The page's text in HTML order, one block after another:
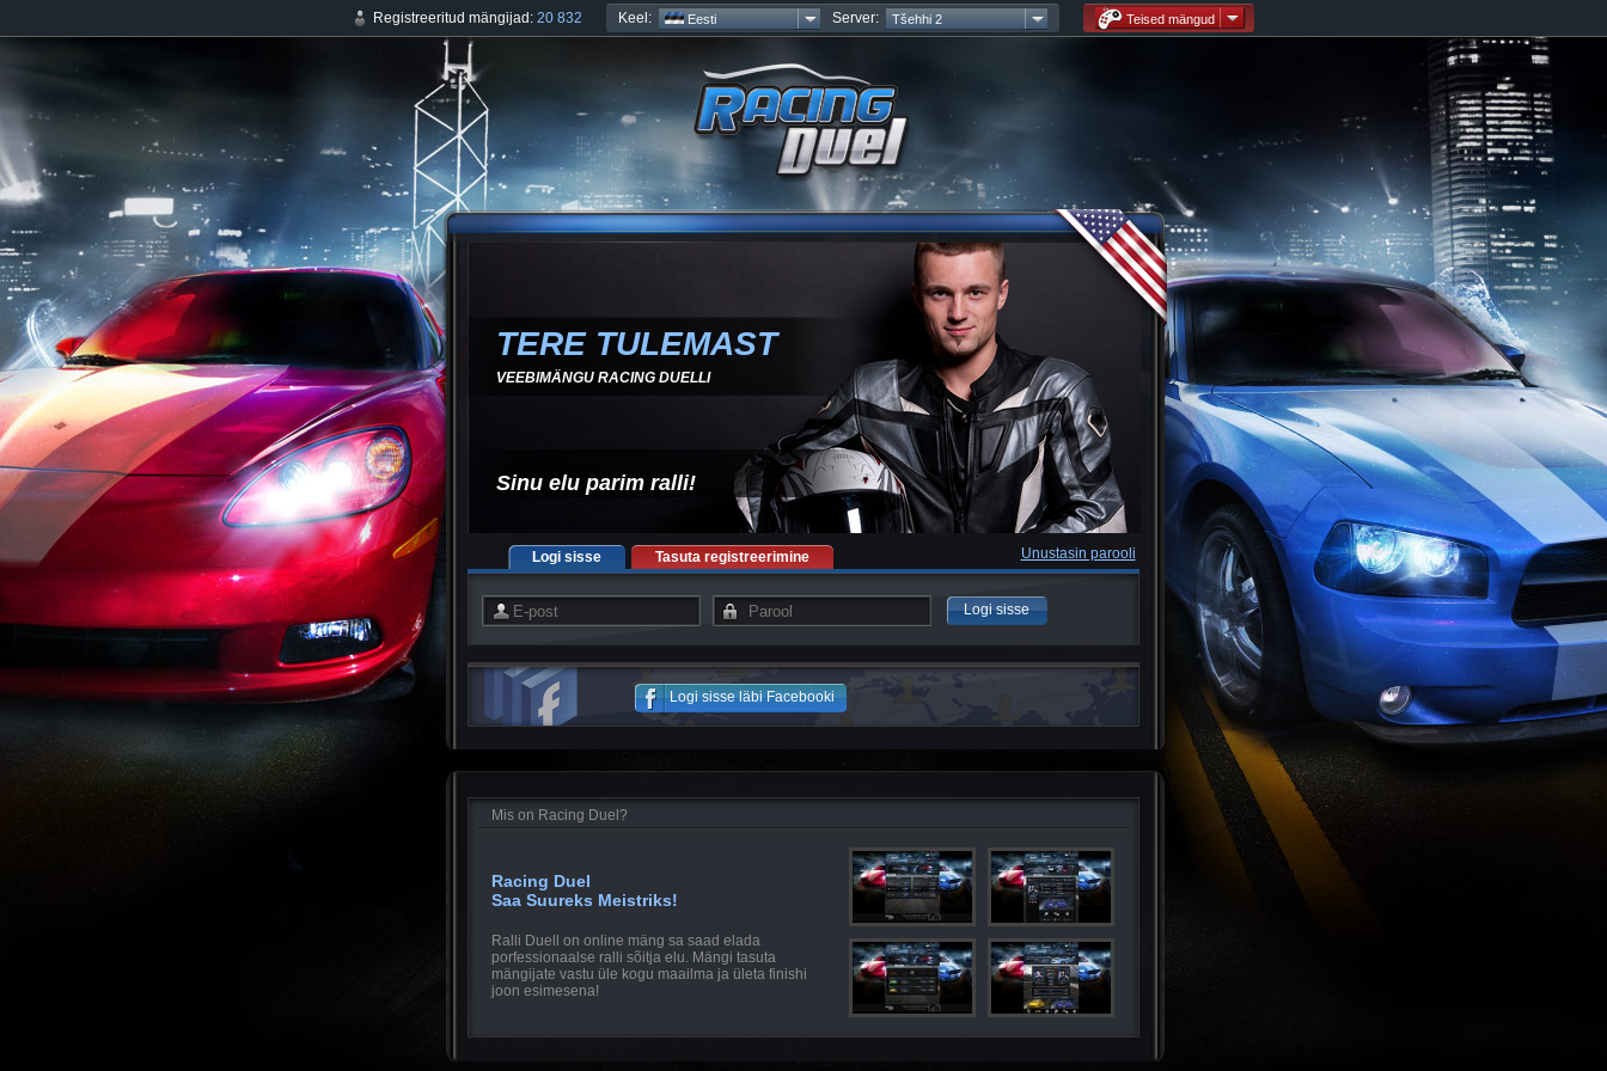
Registreeritud mängijad: 20 832 Keel: Eesti Server: Tšehhi 2 Teised mängud
TERE TULEMAST
VEEBIMÄNGU RACING DUELLI
Sinu elu parim ralli!
Logi sisse Tasuta registreerimine Unustasin parooli
Logi sisse
Logi sisse läbi Facebooki
Mis on Racing Duel?
Racing Duel
Saa Suureks Meistriks!
Ralli Duell on online mäng sa saad elada
porfessionaalse ralli sõitja elu. Mängi tasuta
mängijate vastu üle kogu maailma ja ületa finishi
joon esimesena!